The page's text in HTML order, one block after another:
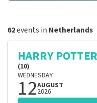
62events in Netherlands
HARRY
(10)
WEDNESDAY
12AUGUST
2026